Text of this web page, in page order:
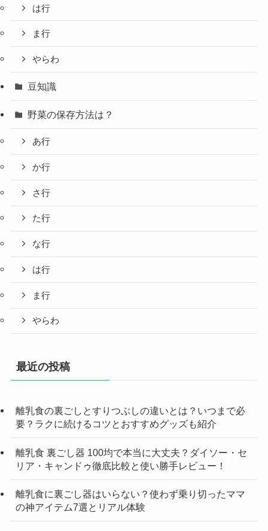
は行
ま行
やらわ
豆知識
野菜の保存方法は？
あ行
か行
さ行
た行
な行
は行
ま行
やらわ
最近の投稿
離乳食の裏ごしとすりつぶしの違いとは？いつまで必
要？ラクに続けるコツとおすすめグッズも紹介
離乳食 裏ごし器 100均で本当に大丈夫？ダイソー・セ
リア・キャンドゥ徹底比較と使い勝手レビュー！
離乳食に裏ごし器はいらない？使わず乗り切ったママ
の神アイテム7選とリアル体験